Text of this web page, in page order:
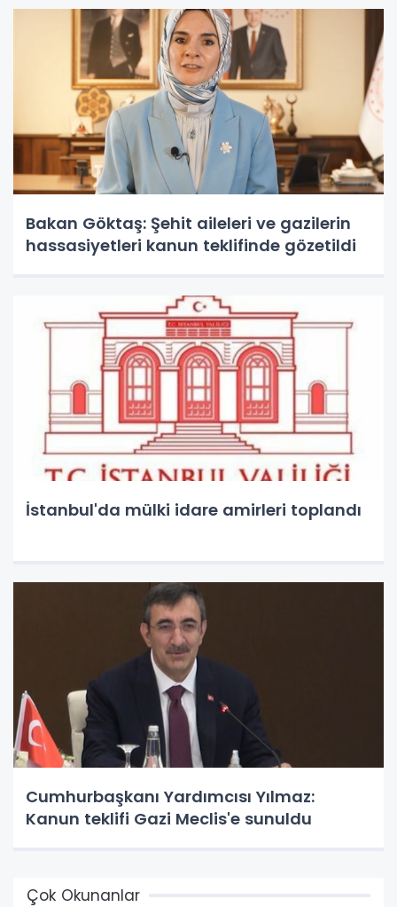
Bakan Göktaş: Şehit aileleri ve gazilerin
hassasiyetleri kanun teklifinde gözetildi
İstanbul'da mülki idare amirleri toplandı
Cumhurbaşkanı Yardımcısı Yılmaz:
Kanun teklifi Gazi Meclis'e sunuldu
Çok Okunanlar